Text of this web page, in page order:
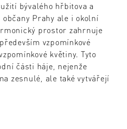
bývalého hřbitova a
Prahy ale i okolní
prostor zahrnuje
vzpomínkové
květiny. Tyto
části háje, nejenže
zesnulé, ale také vytvářejí